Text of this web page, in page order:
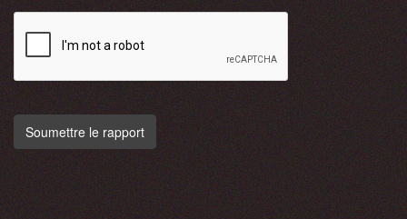
Soumettre le rapport